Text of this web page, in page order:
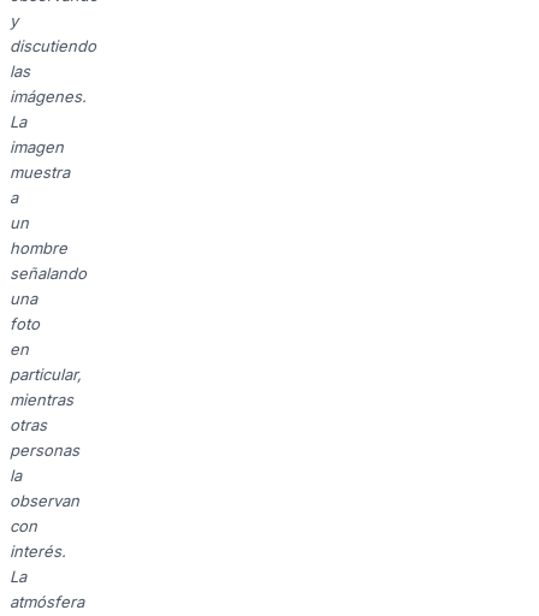
y
discutiendo
las
imágenes.
La
imagen
muestra
a
un
hombre
señalando
una
foto
en
particular,
mientras
otras
personas
la
observan
con
interés.
La
atmósfera